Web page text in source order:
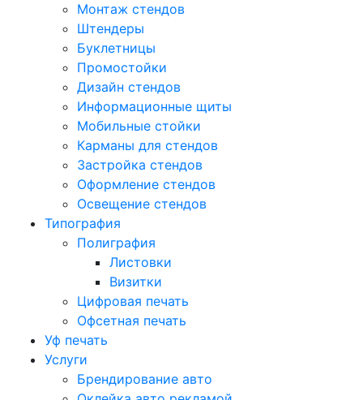
Монтаж стендов
Штендеры
Буклетницы
Промостойки
Дизайн стендов
Информационные щиты
Мобильные стойки
Карманы для стендов
Застройка стендов
Оформление стендов
Освещение стендов
Типография
Полиграфия
Листовки
Визитки
Цифровая печать
Офсетная печать
Уф печать
Услуги
Брендирование авто